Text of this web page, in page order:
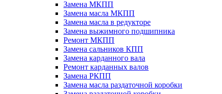
Замена МКПП
Замена масла МКПП
Замена масла в редукторе
Замена выжимного подшипника
Ремонт МКПП
Замена сальников КПП
Замена карданного вала
Ремонт карданных валов
Замена РКПП
Замена масла раздаточной коробки